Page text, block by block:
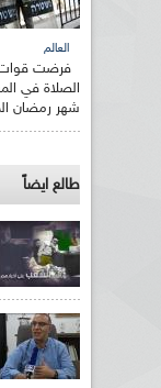
العالم
فرضت قوات
الصلاة في
شهر رمضان
طالع ايضاً